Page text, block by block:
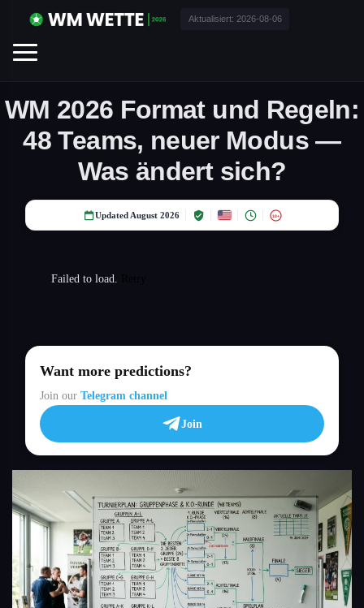
Aktualisiert: 2026-08-06
WM 2026 Format und Regeln:
48 Teams, neuer Modus —
Was ändert sich?
Updated August 2026 18+
Failed to load.
Want more predictions?
Join our Telegram channel
Join